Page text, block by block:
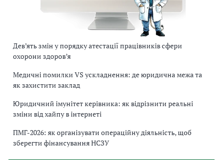
Дев’ять змін у порядку атестації працівників сфери
охорони здоров’я
Медичні помилки VS ускладнення: де юридична межа та
як захистити заклад
Юридичний імунітет керівника: як відрізнити реальні
зміни від хайпу в інтернеті
ПМГ-2026: як організувати операційну діяльність, щоб
зберегти фінансування НСЗУ